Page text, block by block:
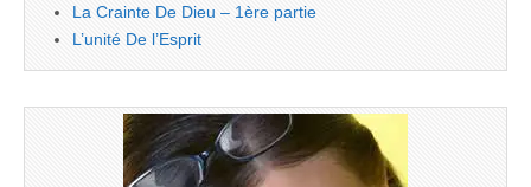
La Crainte De Dieu – 1ère partie
L’unité De l’Esprit